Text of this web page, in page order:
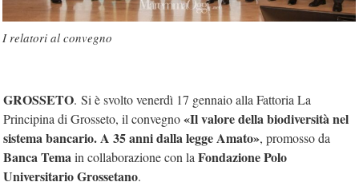
I relatori al convegno
GROSSETO. Si è svolto venerdì 17 gennaio alla Fattoria La
Principina di Grosseto, il convegno«Il valore della biodiversità nel
sistema bancario. A 35 anni dalla legge Amato», promosso da
Banca Temain collaborazione con la Fondazione Polo
Universitario Grossetano.